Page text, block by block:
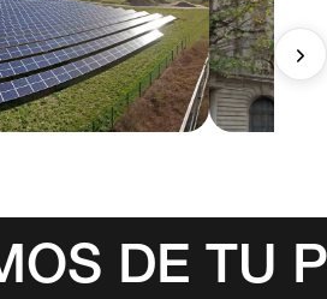
DE TU